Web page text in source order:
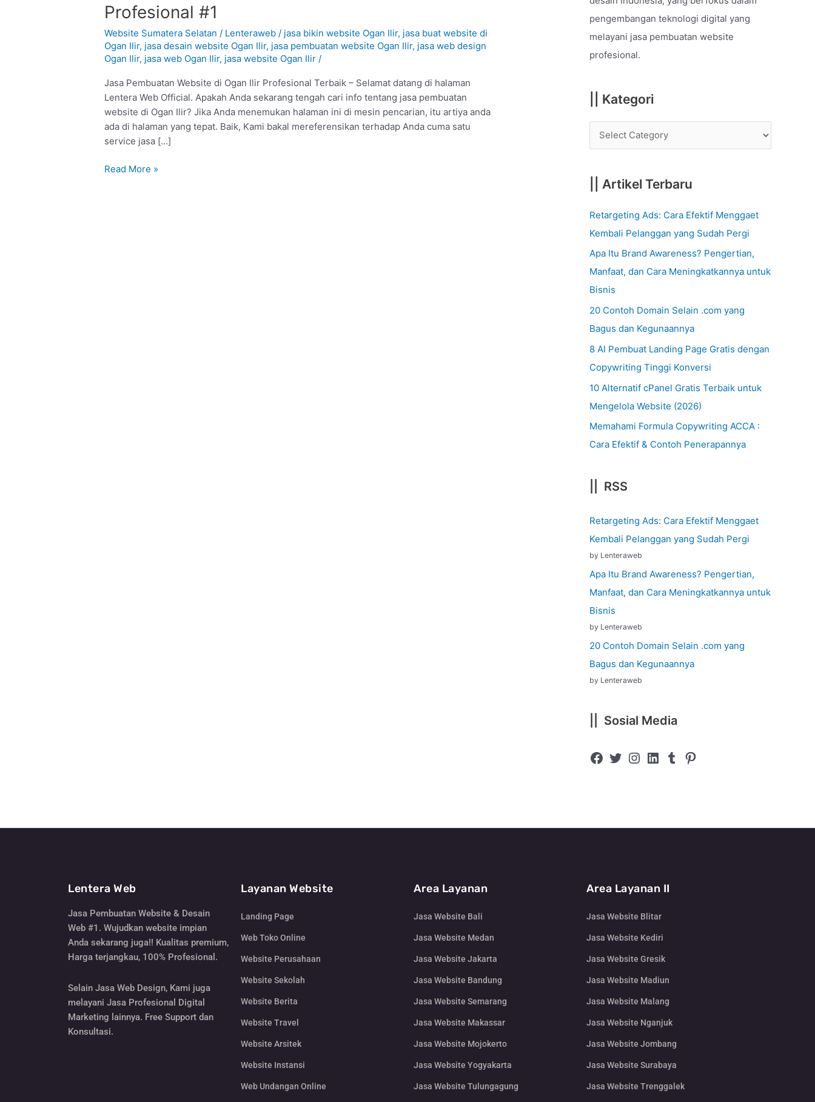
Profesional #1
Website Sumatera Selatan / Lenteraweb/ jasa bikin website Ogan Ilir, jasa buat website di
Ogan Ilir, jasa desain website Ogan Ilir, jasa pembuatan website Ogan Ilir, jasa web design
Ogan Ilir, jasa web Ogan Ilir, jasa website Ogan Ilir /
Jasa Pembuatan Website di Ogan Ilir Profesional Terbaik – Selamat datang di halaman
Lentera Web Official. Apakah Anda sekarang tengah cari info tentang jasa pembuatan
website di Ogan Ilir? Jika Anda menemukan halaman ini di mesin pencarian, itu artiya anda
ada di halaman yang tepat. Baik, Kami bakal mereferensikan terhadap Anda cuma satu
service jasa […]
Website
di
Ogan
Ilir
Profesional
#1
Read More »
o
r
:
pengembangan teknologi digital yang
melayani jasa pembuatan website
profesional.
|| Kategori
|| Artikel Terbaru
Retargeting Ads: Cara Efektif Menggaet
Kembali Pelanggan yang Sudah Pergi
Apa Itu Brand Awareness? Pengertian,
Manfaat, dan Cara Meningkatkannya untuk
Bisnis
20 Contoh Domain Selain .com yang
Bagus dan Kegunaannya
8 AI Pembuat Landing Page Gratis dengan
Copywriting Tinggi Konversi
10 Alternatif cPanel Gratis Terbaik untuk
Mengelola Website (2026)
Memahami Formula Copywriting ACCA :
Cara Efektif & Contoh Penerapannya
|| RSS
Retargeting Ads: Cara Efektif Menggaet
Kembali Pelanggan yang Sudah Pergi
by Lenteraweb
Apa Itu Brand Awareness? Pengertian,
Manfaat, dan Cara Meningkatkannya untuk
Bisnis
by Lenteraweb
20 Contoh Domain Selain .com yang
Bagus dan Kegunaannya
by Lenteraweb
|| Sosial Media
Lentera Web
Jasa Pembuatan Website & Desain
Web #1. Wujudkan website impian
Anda sekarang juga!! Kualitas premium,
Harga terjangkau, 100% Profesional.
Selain Jasa Web Design, Kami juga
melayani Jasa Profesional Digital
Marketing lainnya. Free Support dan
Konsultasi.
Layanan Website
Landing Page
Web Toko Online
Website Perusahaan
Website Sekolah
Website Berita
Website Travel
Website Arsitek
Website Instansi
Web Undangan Online
Area Layanan
Jasa Website Bali
Jasa Website Medan
Jasa Website Jakarta
Jasa Website Bandung
Jasa Website Semarang
Jasa Website Makassar
Jasa Website Mojokerto
Jasa Website Yogyakarta
Jasa Website Tulungagung
Area Layanan II
Jasa Website Blitar
Jasa Website Kediri
Jasa Website Gresik
Jasa Website Madiun
Jasa Website Malang
Jasa Website Nganjuk
Jasa Website Jombang
Jasa Website Surabaya
Jasa Website Trenggalek